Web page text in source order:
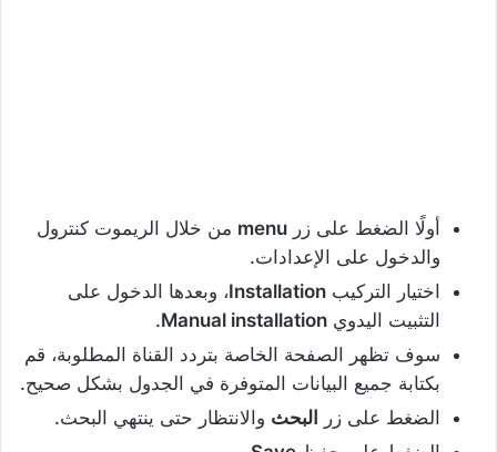
أولًا الضغط على زر menu من خلال الريموت كنترول
والدخول على الإعدادات.
اختيار التركيب Installation، وبعدها الدخول على
التثبيت اليدوي Manual installation
.
سوف تظهر الصفحة الخاصة بتردد القناة المطلوبة، قم
بكتابة جميع البيانات المتوفرة في الجدول بشكل صحيح.
الضغط على زر
البحث والانتظار حتى ينتهي البحث.